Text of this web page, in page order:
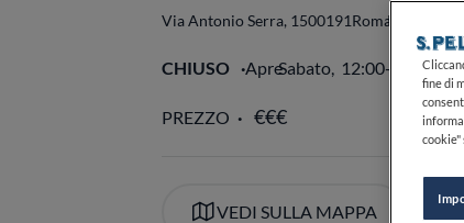
Via Antonio Serra, 1500191RomaRM
CHIUSO ApreSabato, 12:00-14:30,
PREZZO
VEDI SULLA MAPPA
fine di
cookie"